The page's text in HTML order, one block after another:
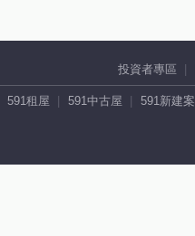
投資者專區
591租屋 591中古屋 591新建案